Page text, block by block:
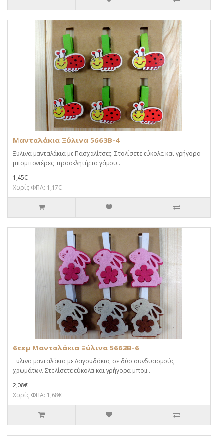
Μανταλάκια Ξύλινα 5663B-4
Ξύλινα μανταλάκια με Πασχαλίτσες. Στολίσετε εύκολα και γρήγορα
μπομπονιέρες, προσκλητήρια γάμου..
1,45€
Χωρίς ΦΠΑ: 1,17€
6τεμ Μανταλάκια Ξύλινα 5663B-6
Ξύλινα μανταλάκια με Λαγουδάκια, σε δύο συνδυασμούς
χρωμάτων. Στολίσετε εύκολα και γρήγορα μπομ..
2,08€
Χωρίς ΦΠΑ: 1,68€